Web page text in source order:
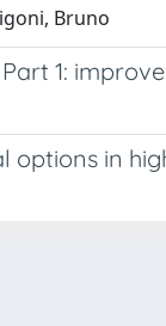
Bruno
1:
in